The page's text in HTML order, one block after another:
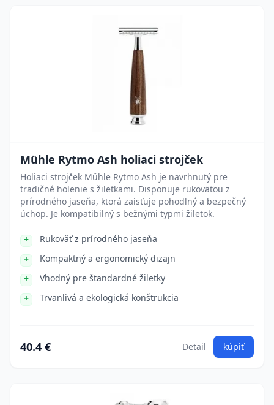
Mühle Rytmo Ash holiaci strojček
Holiaci strojček Mühle Rytmo Ash je navrhnutý pre
tradičné holenie s žiletkami. Disponuje rukoväťou z
prírodného jaseňa, ktorá zaisťuje pohodlný a bezpečný
úchop. Je kompatibilný s bežnými typmi žiletok.
Rukoväť z prírodného jaseňa
Kompaktný a ergonomický dizajn
Vhodný pre štandardné žiletky
Trvanlivá a ekologická konštrukcia
40.4 € Detail kúpiť